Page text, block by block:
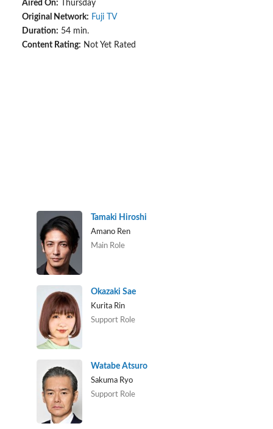
Aired On: Thursday
Original Network: Fuji TV
Duration: 54 min.
Content Rating: Not Yet Rated
Tamaki Hiroshi
Amano Ren
Main Role
Okazaki Sae
Kurita Rin
Support Role
Watabe Atsuro
Sakuma Ryo
Support Role